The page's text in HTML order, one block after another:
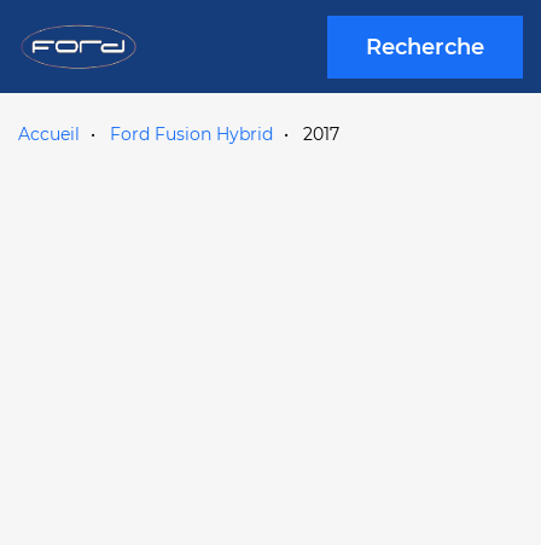
Recherche
Accueil Ford Fusion Hybrid 2017